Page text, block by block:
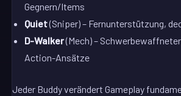
Gegnern/Items
Quiet(Sniper) – Fernunterstützung,
D-Walker(Mech) –
Action-Ansätze
Jeder Buddy verändert Gameplay